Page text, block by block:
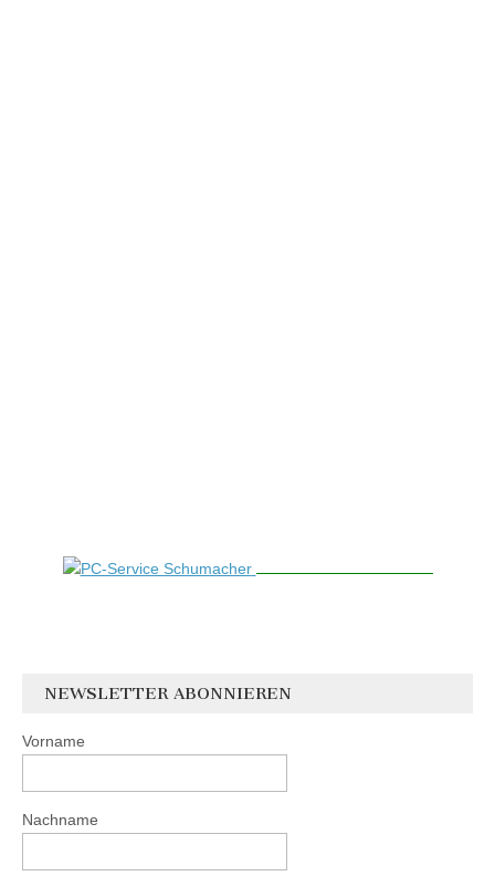
NEWSLETTER ABONNIEREN
Vorname
Nachname